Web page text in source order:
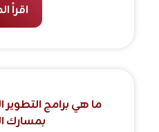
اقرأ
ما هي برامج
بمسارك